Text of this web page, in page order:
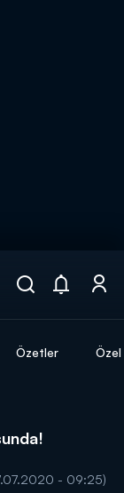
Özetler
- 09:25)